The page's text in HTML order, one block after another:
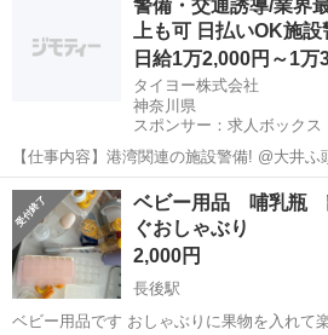
不要でしたらおっしゃってください。 清潔にお使いいただける耐熱ガ
ラス製の哺乳瓶です※黄色いキ...
警備・交通誘導/業界
上も可 日払いOK施設
日給1万2,000円～1万
タイヨー株式会社
神奈川県
スポンサー：求人ボックス
【仕事内容】港湾関連の施設警備! @大井
仕事内容 港湾関連施設での施設警備の オシ
入管理 ・施設内巡回 ・立哨警備 ・モニタ
誘導 など をお願いしま...
アルバイト・パート
ベビー用品 哺乳瓶
ぐおしゃぶり
2,000円
長後駅
ベビー用品です おしゃぶりに果物を入れて楽しむやつ×2個 哺乳瓶